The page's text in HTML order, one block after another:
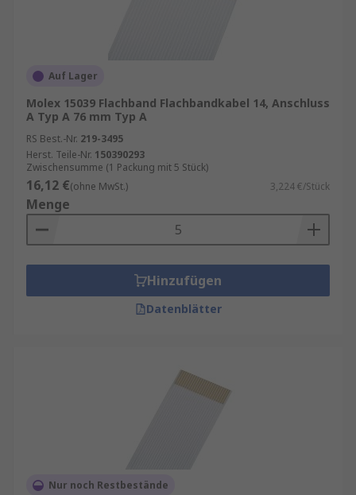
Auf Lager
Molex 15039 Flachband Flachbandkabel 14, Anschluss
A Typ A 76 mm Typ A
RS Best.-Nr. 219-3495
Herst. Teile-Nr. 150390293
Zwischensumme (1 Packung mit 5 Stück)
16,12 €(ohne MwSt.) 3,224 €/Stück
Menge
Hinzufügen
Datenblätter
Nur noch Restbestände